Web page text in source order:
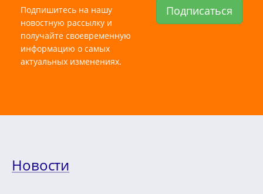
Подпишитесь на нашу
новостную рассылку и
получайте своевременную
информацию о самых
актуальных изменениях.
Подписаться
Новости